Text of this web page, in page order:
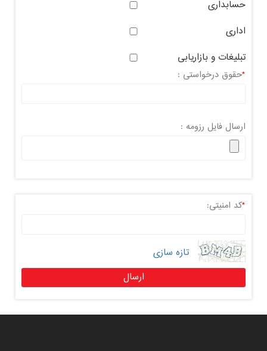
حسابداری
اداری
تبلیغات و بازاریابی
*حقوق درخواستی :
ارسال فایل رزومه :
*کد امنیتی:
تازه سازی